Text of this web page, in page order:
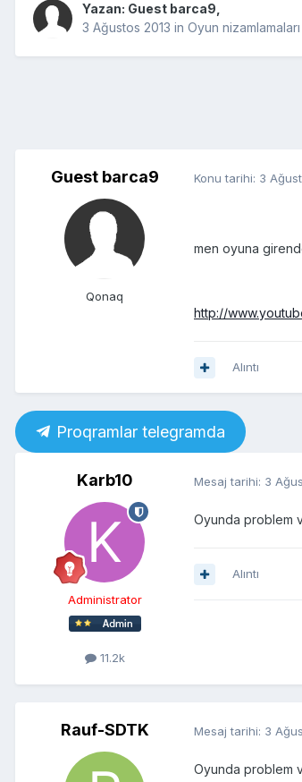
Yazan: Guest barca9,
3 Ağustos 2013 in Oyun nizamlamaları
Guest barca9
Qonaq
Konu tarihi: 3
men oyuna
http://
Alıntı
Proqramlar telegramda
Karb10
Administrator
11.2k
Mesaj tarihi: 3
Oyunda problem
Alıntı
Rauf-SDTK Mesaj tarihi: 3
Oyunda problem